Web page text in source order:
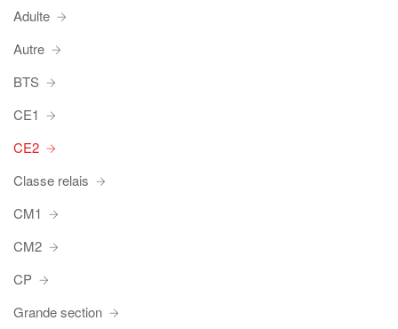
Adulte
Autre
BTS
CE1
CE2
Classe relais
CM1
CM2
CP
Grande section